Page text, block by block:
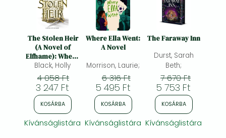
The Stolen Heir
(A Novel of
Elfhame): Where
TikTok's Faerie
Obsession
Began
Black, Holly
4 058 Ft
3 247 Ft
KOSÁRBA
Kívánságlistára
Where Ella Went:
A Novel
Morrison, Laurie;
6 316 Ft
5 495 Ft
KOSÁRBA
Kívánságlistára
The Faraway Inn
Durst, Sarah
Beth;
7 670 Ft
5 753 Ft
KOSÁRBA
Kívánságlistára